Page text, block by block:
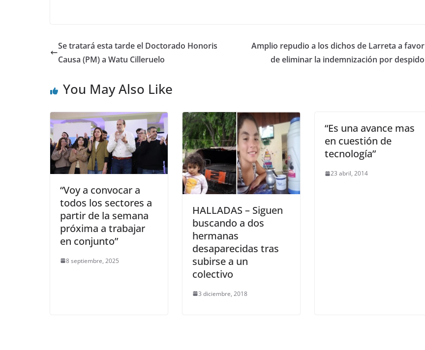
Se tratará esta tarde el Doctorado Honoris
Causa (PM) a Watu Cilleruelo
Amplio repudio a los dichos de Larreta a favor
de eliminar la indemnización por despido
You May Also Like
“Voy a convocar a
todos los sectores a
partir de la semana
próxima a trabajar
en conjunto”
8 septiembre, 2025
HALLADAS – Siguen
buscando a dos
hermanas
desaparecidas tras
subirse a un
colectivo
3 diciembre, 2018
“Es una avance mas
en cuestión de
tecnología”
23 abril, 2014